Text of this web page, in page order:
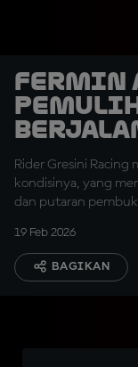
Fermin
Rider Gresini
kondisinya, yang
dan putaran
19 Feb 2026
BAGIKAN